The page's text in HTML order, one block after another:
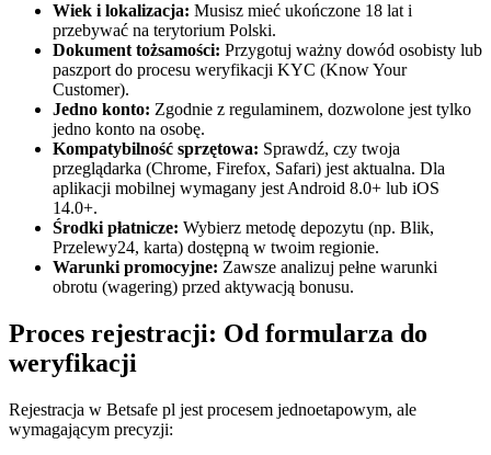
Wiek i lokalizacja: Musisz mieć ukończone 18 lat i
przebywać na terytorium Polski.
Dokument tożsamości: Przygotuj ważny dowód osobisty lub
paszport do procesu weryfikacji KYC (Know Your
Customer).
Jedno konto: Zgodnie z regulaminem, dozwolone jest tylko
jedno konto na osobę.
Kompatybilność sprzętowa: Sprawdź, czy twoja
przeglądarka (Chrome, Firefox, Safari) jest aktualna. Dla
aplikacji mobilnej wymagany jest Android 8.0+ lub iOS
14.0+.
Środki płatnicze: Wybierz metodę depozytu (np. Blik,
Przelewy24, karta) dostępną w twoim regionie.
Warunki promocyjne: Zawsze analizuj pełne warunki
obrotu (wagering) przed aktywacją bonusu.
Proces rejestracji: Od formularza do
weryfikacji
Rejestracja w Betsafe pl jest procesem jednoetapowym, ale
wymagającym precyzji: